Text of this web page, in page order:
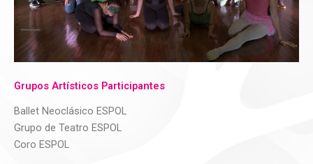
Grupos Artísticos Participantes
Ballet Neoclásico ESPOL
Grupo de Teatro ESPOL
Coro ESPOL